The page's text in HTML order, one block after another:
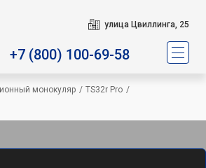
улица Цвиллинга, 25
+7 (800) 100-69-58
монокуляр / TS32r Pro /